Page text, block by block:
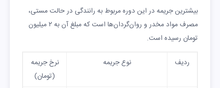
بیشترین جریمه در این دوره مربوط به رانندگی در حالت مستی،
مصرف مواد مخدر و روان‌گردان‌ها است که مبلغ آن به ۲ میلیون
تومان رسیده است.
ردیف نوع جریمه
نرخ جریمه
(تومان)